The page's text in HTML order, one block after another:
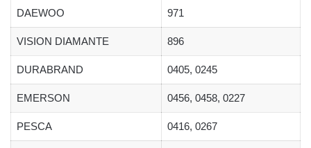
DAEWOO 971
VISION DIAMANTE 896
DURABRAND 0405, 0245
EMERSON 0456, 0458, 0227
PESCA 0416, 0267